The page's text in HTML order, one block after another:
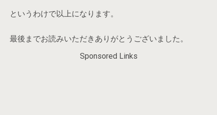
というわけで以上になります。
最後までお読みいただきありがとうございました。
Sponsored Links